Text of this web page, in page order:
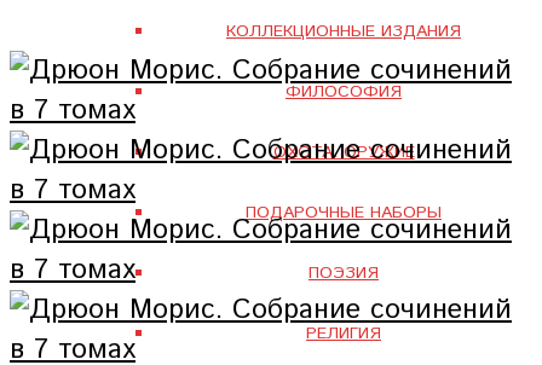
КОЛЛЕКЦИОННЫЕ ИЗДАНИЯ
ФИЛОСОФИЯ
ОХОТА. ОРУЖИЕ
ПОДАРОЧНЫЕ НАБОРЫ
ПОЭЗИЯ
РЕЛИГИЯ